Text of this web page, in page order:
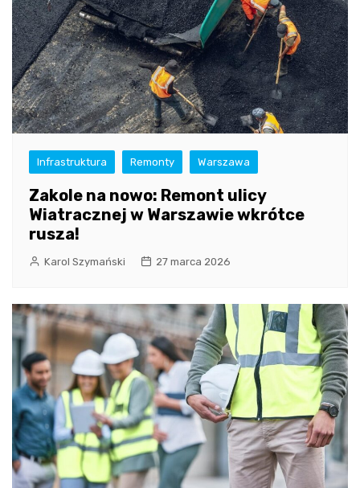
Infrastruktura Remonty Warszawa
Zakole na nowo: Remont ulicy
Wiatracznej w Warszawie wkrótce
rusza!
Karol Szymański 27 marca 2026